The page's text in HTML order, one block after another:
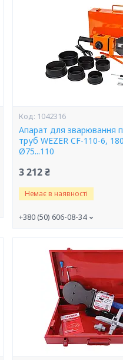
1042316
Апарат для зварювання
труб WEZER CF-110-6,
Ø75...110
3 212 ₴
Немає в наявності
+380 (50) 606-08-34